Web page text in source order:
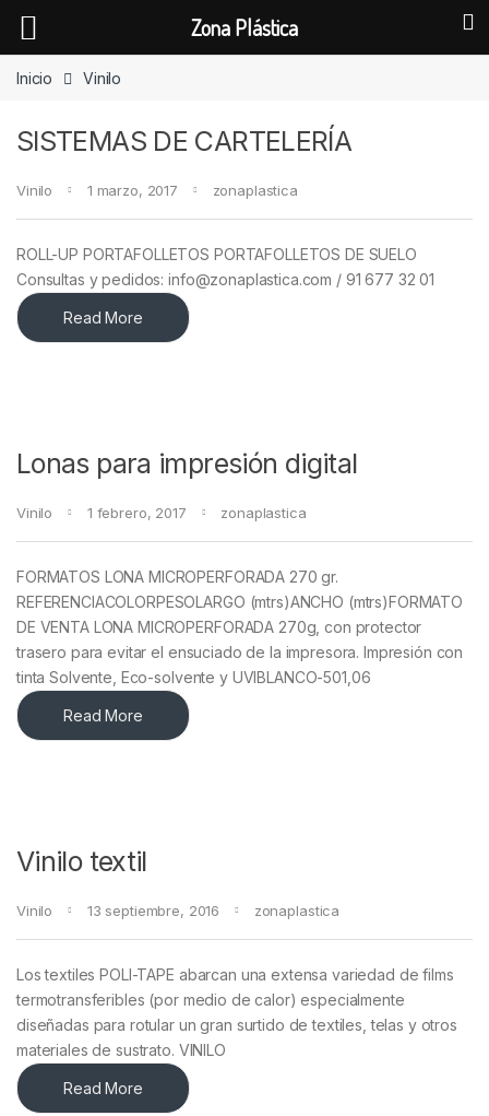
Inicio Vinilo
SISTEMAS DE CARTELERÍA
Vinilo 1 marzo, 2017 zonaplastica
ROLL-UP PORTAFOLLETOS PORTAFOLLETOS DE SUELO
Consultas y pedidos: info@zonaplastica.com / 91 677 32 01
Read More
Lonas para impresión digital
Vinilo 1 febrero, 2017 zonaplastica
FORMATOS LONA MICROPERFORADA 270 gr.
REFERENCIACOLORPESOLARGO (mtrs)ANCHO (mtrs)FORMATO
DE VENTA LONA MICROPERFORADA 270g, con protector
trasero para evitar el ensuciado de la impresora. Impresión con
tinta Solvente, Eco-solvente y UVIBLANCO-501,06
Read More
Vinilo textil
Vinilo 13 septiembre, 2016 zonaplastica
Los textiles POLI-TAPE abarcan una extensa variedad de films
termotransferibles (por medio de calor) especialmente
diseñadas para rotular un gran surtido de textiles, telas y otros
materiales de sustrato. VINILO
Read More
Zona Plástica